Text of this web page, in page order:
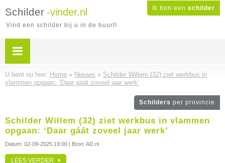
Ik ben een schilder
Schilder -vinder.nl
Vind een schilder bij u in de buurt!
U bent nu hier: Home » Nieuws » Schilder Willem (32) ziet werkbus in
vlammen opgaan: ‘Daar gáát zoveel jaar werk’
Schilders per provincie
Schilder Willem (32) ziet werkbus in vlammen
opgaan: ‘Daar gáát zoveel jaar werk’
Datum: 02-09-2025 19:00 | Bron: AD.nl
LEES VERDER